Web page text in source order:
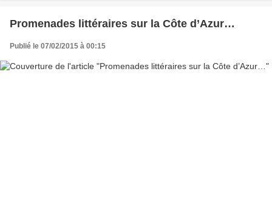
Promenades littéraires sur la Côte d’Azur…
Publié le 07/02/2015 à 00:15